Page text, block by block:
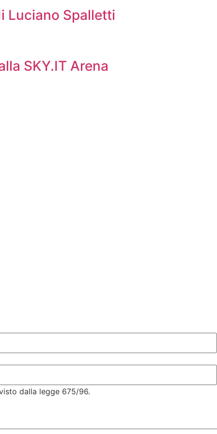
Luciano Spalletti
SKY.IT Arena
dalla legge 675/96.